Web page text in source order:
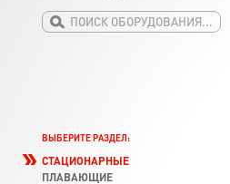
ВЫБЕРИТЕ РАЗДЕЛ:
СТАЦИОНАРНЫЕ
ПЛАВАЮЩИЕ